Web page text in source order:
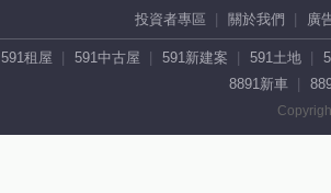
投資者專區 關於我們 廣
591租屋 591中古屋 591新建案 591土地
8891新車